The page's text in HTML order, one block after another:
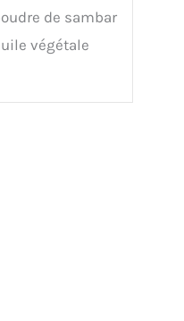
de sambar
végétale